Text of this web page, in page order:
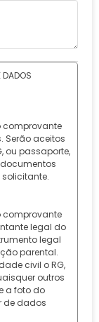
DADOS
comprovante
Serão aceitos
ou passaporte,
comprovante
legal do
legal
parental.
civil o RG,
outros
a foto do
de dados